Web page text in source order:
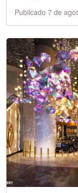
Publicado 7 de